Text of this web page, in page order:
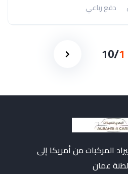
دفع رباعي
1
/
10
المركبات من أمريكا إلى
عمان